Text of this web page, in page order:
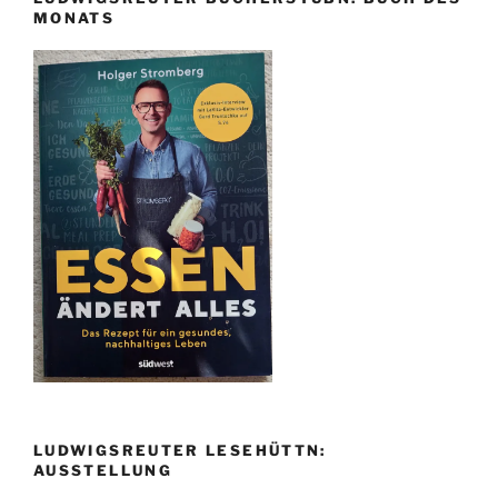
MONATS
LUDWIGSREUTER LESEHÜTTN:
AUSSTELLUNG